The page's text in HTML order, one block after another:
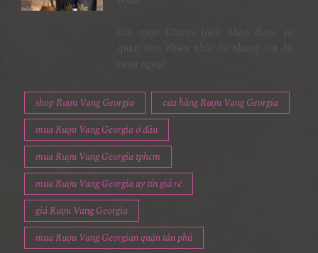
Giá rượu Chivas luôn nhận được sự
quan tâm nhiều nhất từ những tín đồ
shop Rượu Vang Georgia
cửa hàng Rượu Vang Georgia
mua Rượu Vang Georgia ở đâu
mua Rượu Vang Georgia tphcm
mua Rượu Vang Georgia uy tín giá rẻ
giá Rượu Vang Georgia
mua Rượu Vang Georgian quận tân phú